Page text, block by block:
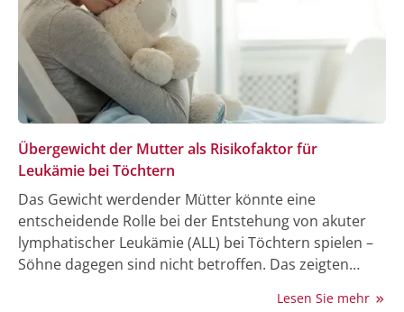
Übergewicht der Mutter als Risikofaktor für
Leukämie bei Töchtern
Das Gewicht werdender Mütter könnte eine
entscheidende Rolle bei der Entstehung von akuter
lymphatischer Leukämie (ALL) bei Töchtern spielen –
Söhne dagegen sind nicht betroffen. Das zeigten
Lesen Sie mehr